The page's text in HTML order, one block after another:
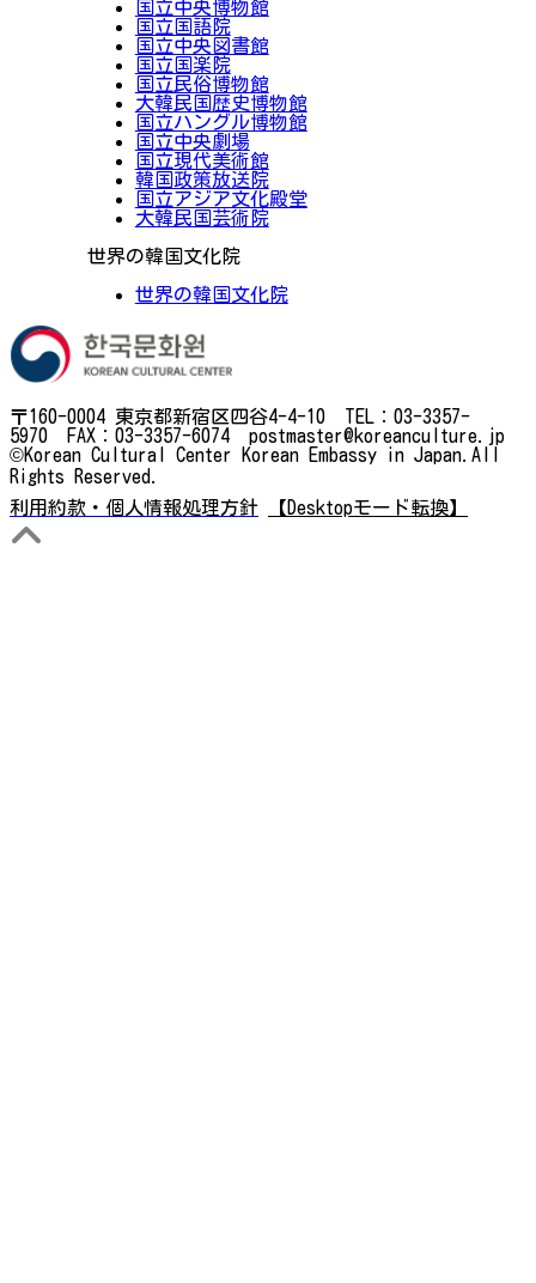
国立中央博物館
国立国語院
国立中央図書館
国立国楽院
国立民俗博物館
大韓民国歴史博物館
国立ハングル博物館
国立中央劇場
国立現代美術館
韓国政策放送院
国立アジア文化殿堂
大韓民国芸術院
世界の韓国文化院
世界の韓国文化院
〒160-0004 東京都新宿区四谷4-4-10 TEL：03-3357-
5970 FAX：03-3357-6074 postmaster@koreanculture.jp
©Korean Cultural Center Korean Embassy in Japan.All
Rights Reserved.
利用約款・個人情報処理方針
【Desktopモード転換】